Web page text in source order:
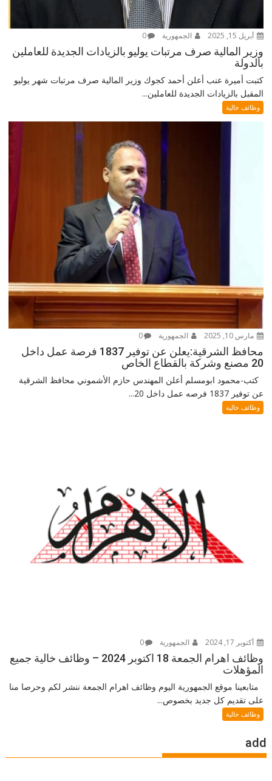
أبريل 15, 2025 الجمهورية 0
وزير المالية صرف مرتبات يوليو بالزيادات الجديدة للعاملين
بالدولة
كتبت أميرة عنب أعلن أحمد كجوك وزير المالية صرف مرتبات شهر يوليو
المقبل بالزيادات الجديدة للعاملين...
وظائف خالية
مارس 10, 2025 الجمهورية 0
محافظ الشرقية:يعلن عن توفير 1837 فرصة عمل داخل
20 مصنع وشركة بالقطاع الخاص
كتب-محمود ابومسلم أعلن المهندس حازم الأشموني محافظ الشرقية
عن توفير 1837 فرصه عمل داخل 20...
وظائف خالية
أكتوبر 17, 2024 الجمهورية 0
وظائف اهرام الجمعة 18 اكتوبر 2024 – وظائف خالية جميع
المؤهلات
متابعينا موقع الجمهورية اليوم وظائف اهرام الجمعة ننشر لكم وحرصا منا
على تقديم كل جديد بخصوص...
وظائف خالية
add